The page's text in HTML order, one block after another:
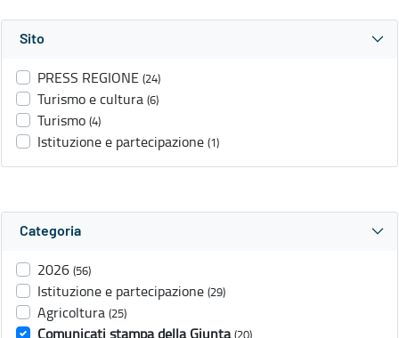
Sito
PRESS REGIONE (24)
Turismo e cultura (6)
Turismo (4)
Istituzione e partecipazione (1)
Categoria
2026 (56)
Istituzione e partecipazione (29)
Agricoltura (25)
Comunicati stampa della Giunta (20)